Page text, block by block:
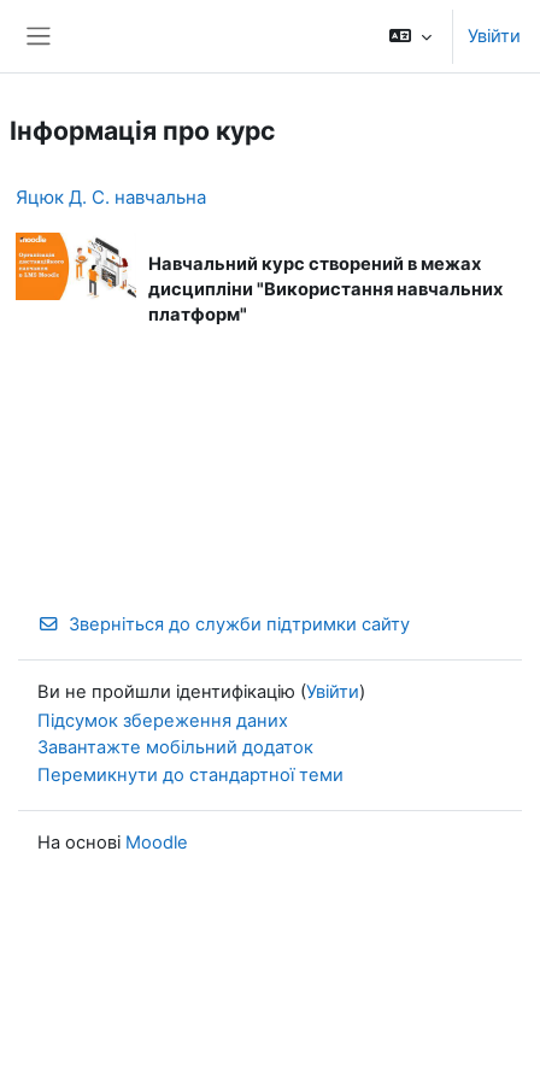
Увійти
Інформація про курс
Яцюк Д. С. навчальна
Навчальний курс створений в межах
дисципліни "Використання навчальних
платформ"
Зверніться до служби підтримки сайту
Ви не пройшли ідентифікацію (Увійти)
Підсумок збереження даних
Завантажте мобільний додаток
Перемикнути до стандартної теми
На основі Moodle